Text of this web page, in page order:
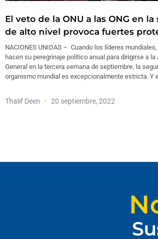
El veto de la ONU a las ONG en la
de alto nivel provoca fuertes
NACIONES UNIDAS – Cuando los líderes
hacen su peregrinaje político anual para dirigirse a la
General en la tercera semana de septiembre, la
organismo mundial es excepcionalmente estricta. Y
Thalif Deen 20 septiembre, 2022